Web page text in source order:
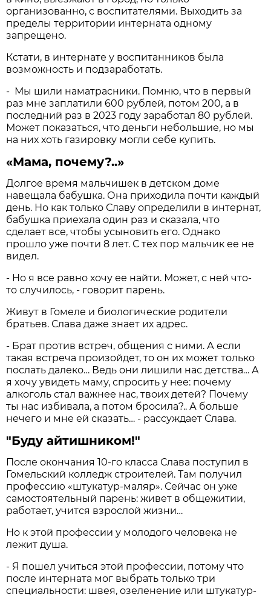
организованно, с воспитателями. Выходить за
пределы территории интерната одному
запрещено.
Кстати, в интернате у воспитанников была
возможность и подзаработать.
- Мы шили наматрасники. Помню, что в первый
раз мне заплатили 600 рублей, потом 200, а в
последний раз в 2023 году заработал 80 рублей.
Может показаться, что деньги небольшие, но мы
на них хоть газировку могли себе купить.
«Мама, почему?..»
Долгое время мальчишек в детском доме
навещала бабушка. Она приходила почти каждый
день. Но как только Славу определили в интернат,
бабушка приехала один раз и сказала, что
сделает все, чтобы усыновить его. Однако
прошло уже почти 8 лет. С тех пор мальчик ее не
видел.
- Но я все равно хочу ее найти. Может, с ней что-
то случилось, - говорит парень.
Живут в Гомеле и биологические родители
братьев. Слава даже знает их адрес.
- Брат против встреч, общения с ними. А если
такая встреча произойдет, то он их может только
послать далеко… Ведь они лишили нас детства… А
я хочу увидеть маму, спросить у нее: почему
алкоголь стал важнее нас, твоих детей? Почему
ты нас избивала, а потом бросила?.. А больше
нечего и мне ей сказать… - рассуждает Слава.
"Буду айтишником!"
После окончания 10-го класса Слава поступил в
Гомельский колледж строителей. Там получил
профессию «штукатур-маляр». Сейчас он уже
самостоятельный парень: живет в общежитии,
работает, учится взрослой жизни…
Но к этой профессии у молодого человека не
лежит душа.
- Я пошел учиться этой профессии, потому что
после интерната мог выбрать только три
специальности: швея, озеленение или штукатур-